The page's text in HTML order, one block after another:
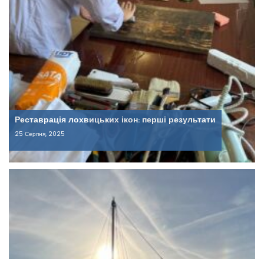
Реставрація лохвицьких ікон: перші результати
25 Серпня, 2025